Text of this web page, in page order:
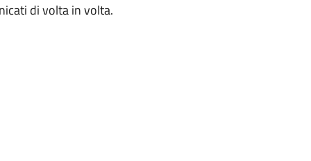
di volta in volta.